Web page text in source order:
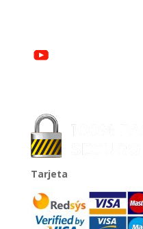
Tarjeta